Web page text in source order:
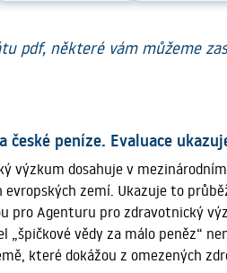
pdf, některé vám můžeme
české peníze. Evaluace
výzkum dosahuje v
evropských zemí. Ukazuje to
pro Agenturu pro zdravotnický
„špičkové vědy za málo peněz“
které dokážou z omezených